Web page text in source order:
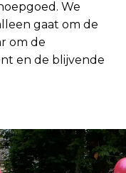
We
gaat om de
om de
en de blijvende